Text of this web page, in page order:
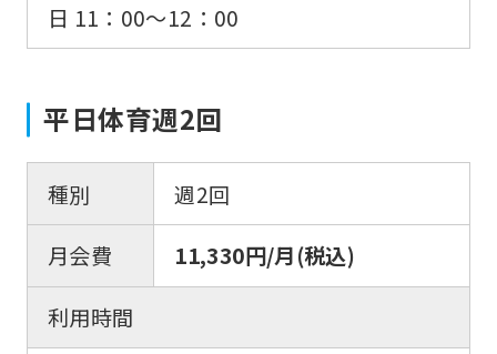
日 11：00〜12：00
平日体育週2回
種別
週2回
月会費
11,330円/月(税込)
利用時間